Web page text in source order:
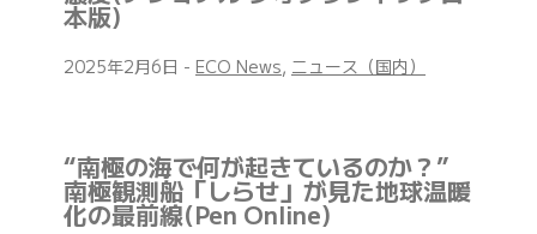
本版)
2025年2月6日 - ECO News, ニュース（国内）
“南極の海で何が起きているのか？”
南極観測船「しらせ」が見た地球温暖
化の最前線(Pen Online)